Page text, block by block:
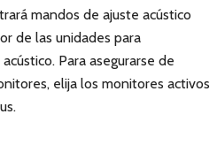
mandos de ajuste acústico
de las unidades para
Para asegurarse de
elija los monitores activos